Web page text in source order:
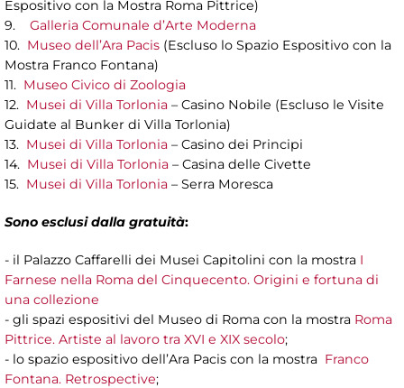
Espositivo con la Mostra Roma Pittrice)
9. Galleria Comunale d’Arte Moderna
10. Museo dell’Ara Pacis (Escluso lo Spazio Espositivo con la
Mostra Franco Fontana)
11. Museo Civico di Zoologia
12. Musei di Villa Torlonia – Casino Nobile (Escluso le Visite
Guidate al Bunker di Villa Torlonia)
13. Musei di Villa Torlonia – Casino dei Principi
14. Musei di Villa Torlonia – Casina delle Civette
15. Musei di Villa Torlonia – Serra Moresca
Sono esclusi dalla gratuità:
- il Palazzo Caffarelli dei Musei Capitolini con la mostra I
Farnese nella Roma del Cinquecento. Origini e fortuna di
una collezione
- gli spazi espositivi del Museo di Roma con la mostra Roma
Pittrice. Artiste al lavoro tra XVI e XIX secolo;
- lo spazio espositivo dell’Ara Pacis con la mostra Franco
Fontana. Retrospective;